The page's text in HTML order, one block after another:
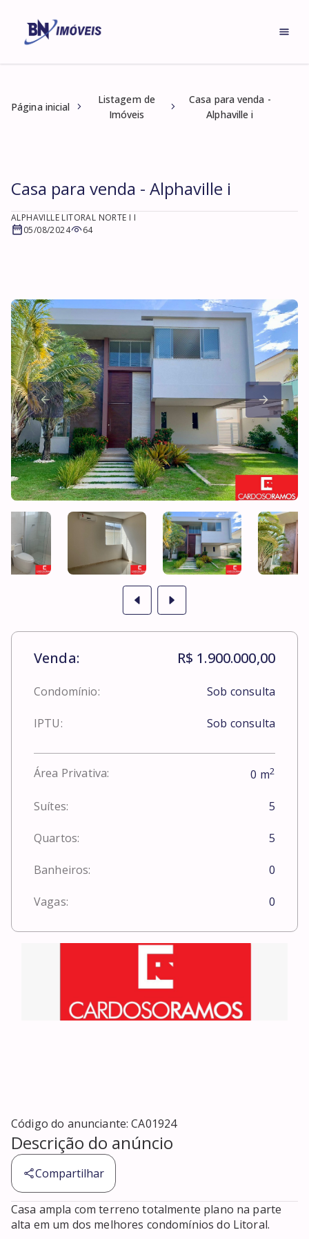
Página inicial
Listagem de
Imóveis
Casa para venda -
Alphaville i
Casa para venda - Alphaville i
ALPHAVILLE LITORAL NORTE I I
05/08/2024
64
Venda: R$ 1.900.000,00
Condomínio: Sob consulta
IPTU: Sob consulta
Área Privativa: 0 m2
Suítes: 5
Quartos: 5
Banheiros: 0
Vagas: 0
Código do anunciante:CA01924
Descrição do anúncio
Compartilhar
Casa ampla com terreno totalmente plano na parte
alta em um dos melhores condomínios do Litoral.